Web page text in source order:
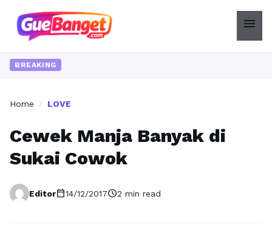
menu
BREAKING
Home / LOVE
Cewek Manja Banyak di
Sukai Cowok
Editorcalendar_today14/12/2017schedule2 min read